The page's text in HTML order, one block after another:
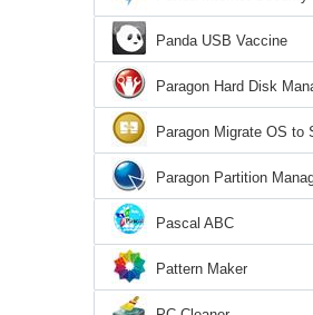
Panda USB Vaccine
Paragon Hard Disk
Paragon Migrate OS to
Paragon Partition
Pascal ABC
Pattern Maker